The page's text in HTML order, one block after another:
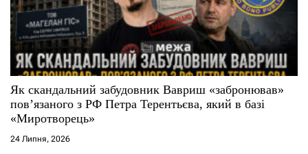
Як скандальний забудовник Вавриш «забронював»
повʼязаного з РФ Петра Терентьєва, який в базі
«Миротворець»
24 Липня, 2026